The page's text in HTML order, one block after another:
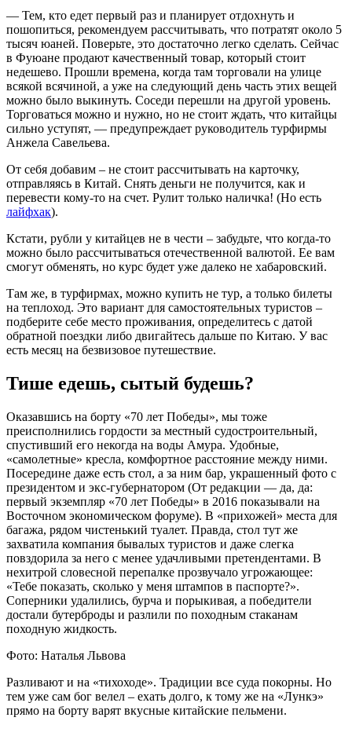
— Тем, кто едет первый раз и планирует отдохнуть и
пошопиться, рекомендуем рассчитывать, что потратят около 5
тысяч юаней. Поверьте, это достаточно легко сделать. Сейчас
в Фуюане продают качественный товар, который стоит
недешево. Прошли времена, когда там торговали на улице
всякой всячиной, а уже на следующий день часть этих вещей
можно было выкинуть. Соседи перешли на другой уровень.
Торговаться можно и нужно, но не стоит ждать, что китайцы
сильно уступят, — предупреждает руководитель турфирмы
Анжела Савельева.
От себя добавим – не стоит рассчитывать на карточку,
отправляясь в Китай. Снять деньги не получится, как и
перевести кому-то на счет. Рулит только наличка! (Но есть
лайфхак).
Кстати, рубли у китайцев не в чести – забудьте, что когда-то
можно было рассчитываться отечественной валютой. Ее вам
смогут обменять, но курс будет уже далеко не хабаровский.
Там же, в турфирмах, можно купить не тур, а только билеты
на теплоход. Это вариант для самостоятельных туристов –
подберите себе место проживания, определитесь с датой
обратной поездки либо двигайтесь дальше по Китаю. У вас
есть месяц на безвизовое путешествие.
Тише едешь, сытый будешь?
Оказавшись на борту «70 лет Победы», мы тоже
преисполнились гордости за местный судостроительный,
спустивший его некогда на воды Амура. Удобные,
«самолетные» кресла, комфортное расстояние между ними.
Посередине даже есть стол, а за ним бар, украшенный фото с
президентом и экс-губернатором (От редакции — да, да:
первый экземпляр «70 лет Победы» в 2016 показывали на
Восточном экономическом форуме). В «прихожей» места для
багажа, рядом чистенький туалет. Правда, стол тут же
захватила компания бывалых туристов и даже слегка
повздорила за него с менее удачливыми претендентами. В
нехитрой словесной перепалке прозвучало угрожающее:
«Тебе показать, сколько у меня штампов в паспорте?».
Соперники удалились, бурча и порыкивая, а победители
достали бутерброды и разлили по походным стаканам
походную жидкость.
Фото: Наталья Львова
Разливают и на «тихоходе». Традиции все суда покорны. Но
тем уже сам бог велел – ехать долго, к тому же на «Лункэ»
прямо на борту варят вкусные китайские пельмени.